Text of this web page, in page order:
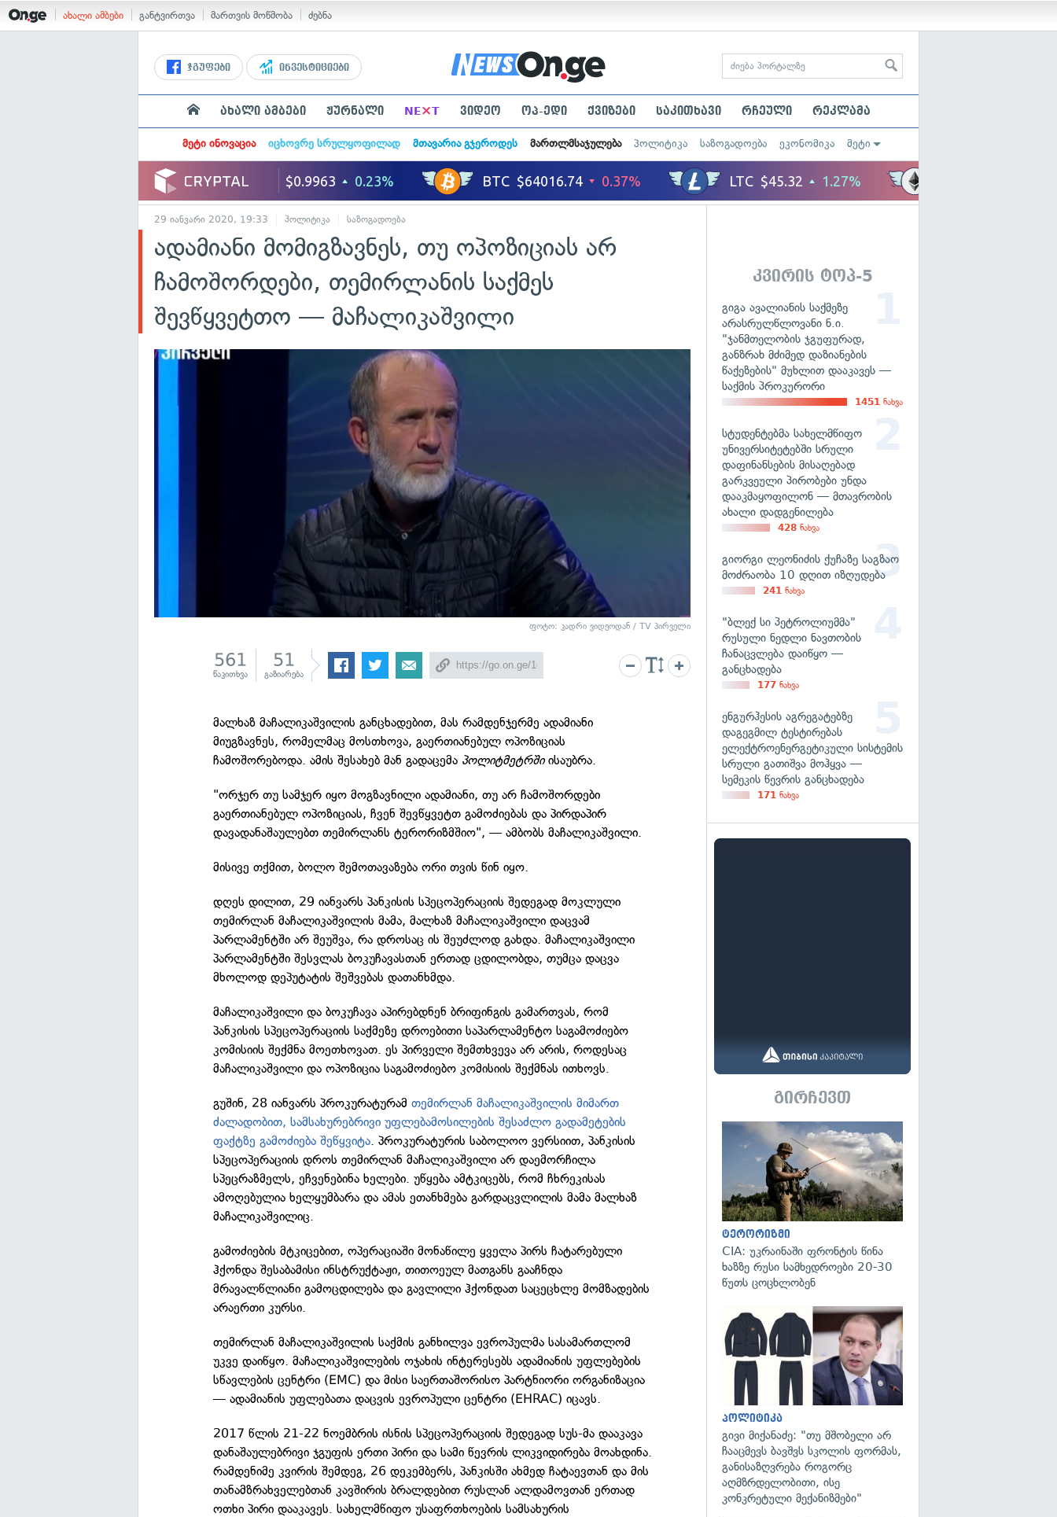
ახალი ამბები განტვირთვა მართვის მოწმობა ძებნა
ჯგუფები ინვესტიციები
ახალი ამბები ჟურნალი NE×T ვიდეო ოპ-ედი ქვიზები საკითხავი რჩეული რეკლამა
მეტი ინოვაცია იცხოვრე სრულყოფილად მთავარია გჯეროდეს მართლმსაჯულება პოლიტიკა საზოგადოება ეკონომიკა მეტი
29 იანვარი 2020, 19:33 პოლიტიკა საზოგადოება
ადამიანი მომიგზავნეს, თუ ოპოზიციას არ
ჩამოშორდები, თემირლანის საქმეს
შევწყვეტთო — მაჩალიკაშვილი
ფოტო: კადრი ვიდეოდან / TV პირველი
561
წაკითხვა
51
გაზიარება
მალხაზ მაჩალიკაშვილის განცხადებით, მას რამდენჯერმე ადამიანი
მიუგზავნეს, რომელმაც მოსთხოვა, გაერთიანებულ ოპოზიციას
ჩამოშორებოდა. ამის შესახებ მან გადაცემა პოლიტმეტრშიისაუბრა.
"ორჯერ თუ სამჯერ იყო მოგზავნილი ადამიანი, თუ არ ჩამოშორდები
გაერთიანებულ ოპოზიციას, ჩვენ შევწყვეტთ გამოძიებას და პირდაპირ
დავადანაშაულებთ თემირლანს ტერორიზმშიო", — ამბობს მაჩალიკაშვილი.
მისივე თქმით, ბოლო შემოთავაზება ორი თვის წინ იყო.
დღეს დილით, 29 იანვარს პანკისის სპეცოპერაციის შედეგად მოკლული
თემირლან მაჩალიკაშვილის მამა, მალხაზ მაჩალიკაშვილი დაცვამ
პარლამენტში არ შეუშვა, რა დროსაც ის შეუძლოდ გახდა. მაჩალიკაშვილი
პარლამენტში შესვლას ბოკუჩავასთან ერთად ცდილობდა, თუმცა დაცვა
მხოლოდ დეპუტატის შეშვებას დათანხმდა.
მაჩალიკაშვილი და ბოკუჩავა აპირებდნენ ბრიფინგის გამართვას, რომ
პანკისის სპეცოპერაციის საქმეზე დროებითი საპარლამენტო საგამოძიებო
კომისიის შექმნა მოეთხოვათ. ეს პირველი შემთხვევა არ არის, როდესაც
მაჩალიკაშვილი და ოპოზიცია საგამოძიებო კომისიის შექმნას ითხოვს.
გუშინ, 28 იანვარს პროკურატურამთემირლან მაჩალიკაშვილის მიმართ
ძალადობით, სამსახურებრივი უფლებამოსილების შესაძლო გადამეტების
ფაქტზე გამოძიება შეწყვიტა. პროკურატურის საბოლოო ვერსიით, პანკისის
სპეცოპერაციის დროს თემირლან მაჩალიკაშვილი არ დაემორჩილა
სპეცრაზმელს, ეჩვენებინა ხელები. უწყება ამტკიცებს, რომ ჩხრეკისას
ამოღებულია ხელყუმბარა და ამას ეთანხმება გარდაცვლილის მამა მალხაზ
მაჩალიკაშვილიც.
გამოძიების მტკიცებით, ოპერაციაში მონაწილე ყველა პირს ჩატარებული
ჰქონდა შესაბამისი ინსტრუქტაჟი, თითოეულ მათგანს გააჩნდა
მრავალწლიანი გამოცდილება და გავლილი ჰქონდათ საცეცხლე მომზადების
არაერთი კურსი.
თემირლან მაჩალიკაშვილის საქმის განხილვა ევროპულმა სასამართლომ
უკვე დაიწყო. მაჩალიკაშვილების ოჯახის ინტერესებს ადამიანის უფლებების
სწავლების ცენტრი (EMC) და მისი საერთაშორისო პარტნიორი ორგანიზაცია
— ადამიანის უფლებათა დაცვის ევროპული ცენტრი (EHRAC) იცავს.
2017 წლის 21-22 ნოემბრის ისნის სპეცოპერაციის შედეგად სუს-მა დააკავა
დანაშაულებრივი ჯგუფის ერთი პირი და სამი წევრის ლიკვიდირება მოახდინა.
რამდენიმე კვირის შემდეგ, 26 დეკემბერს, პანკისში ახმედ ჩატაევთან და მის
თანამზრახველებთან კავშირის ბრალდებით რუსლან ალდამოვთან ერთად
ოთხი პირი დააკავეს. სახელმწიფო უსაფრთხოების სამსახურის
კვირის ტოპ-5
გიგა ავალიანის საქმეზე
არასრულწლოვანი ნ.ი.
"ჯანმთელობის ჯგუფურად,
განზრახ მძიმედ დაზიანების
წაქეზების" მუხლით დააკავეს —
საქმის პროკურორი
1451 ნახვა
სტუდენტებმა სახელმწიფო
უნივერსიტეტებში სრული
დაფინანსების მისაღებად
გარკვეული პირობები უნდა
დააკმაყოფილონ — მთავრობის
ახალი დადგენილება
428 ნახვა
გიორგი ლეონიძის ქუჩაზე საგზაო
მოძრაობა 10 დღით იზღუდება
241 ნახვა
"ბლექ სი პეტროლიუმმა"
რუსული ნედლი ნავთობის
ჩანაცვლება დაიწყო —
განცხადება
177 ნახვა
ენგურჰესის აგრეგატებზე
დაგეგმილ ტესტირებას
ელექტროენერგეტიკული სისტემის
სრული გათიშვა მოჰყვა —
სემეკის წევრის განცხადება
171 ნახვა
გირჩევთ
ტერორიზმი
CIA: უკრაინაში ფრონტის წინა
ხაზზე რუსი სამხედროები 20-30
წუთს ცოცხლობენ
პოლიტიკა
გივი მიქანაძე: "თუ მშობელი არ
ჩააცმევს ბავშვს სკოლის ფორმას,
განისაზღვრება როგორც
აღმზრდელობითი, ისე
კონკრეტული მექანიზმები"